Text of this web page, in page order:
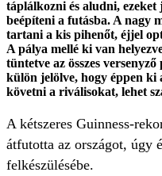
táplálkozni és aludni,
beépíteni a futásba. A nagy
tartani a kis pihenőt, éjjel
A pálya mellé ki van
tüntetve az összes
külön jelölve, hogy éppen ki
követni a riválisokat, lehet
A kétszeres Guinness-
átfutotta az országot, úgy
felkészülésébe.